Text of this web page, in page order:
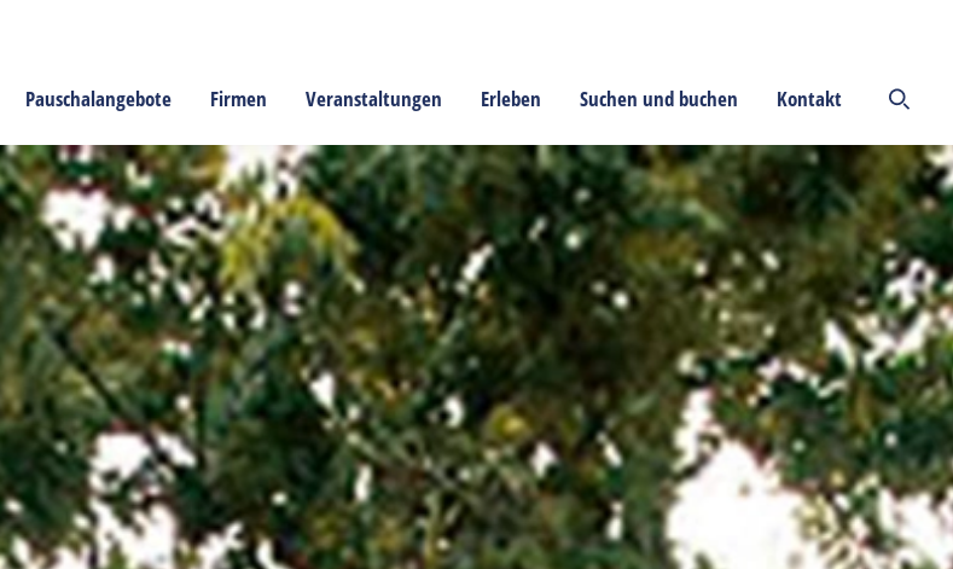
Pauschalangebote Firmen Veranstaltungen Erleben Suchen und buchen Kontakt